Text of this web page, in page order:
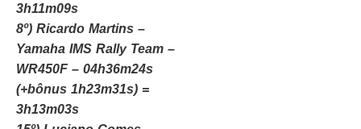
3h11m09s
8º) Ricardo Martins –
Yamaha IMS Rally Team –
WR450F – 04h36m24s
(+bônus 1h23m31s) =
3h13m03s